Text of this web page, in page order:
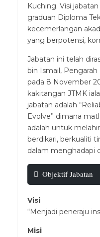
Kuching. Visi
graduan Diploma
kecemerlangan
yang berpotensi,
Jabatan ini telah
bin Ismail,
pada 8 November
kakitangan JTMK
jabatan adalah
Evolve” dimana
adalah untuk
berdikari, berkualiti
dalam menghadapi
Objektif Jabatan
Visi
“Menjadi peneraju
Misi